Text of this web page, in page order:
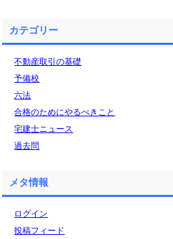
カテゴリー
不動産取引の基礎
予備校
六法
合格のためにやるべきこと
宅建士ニュース
過去問
メタ情報
ログイン
投稿フィード